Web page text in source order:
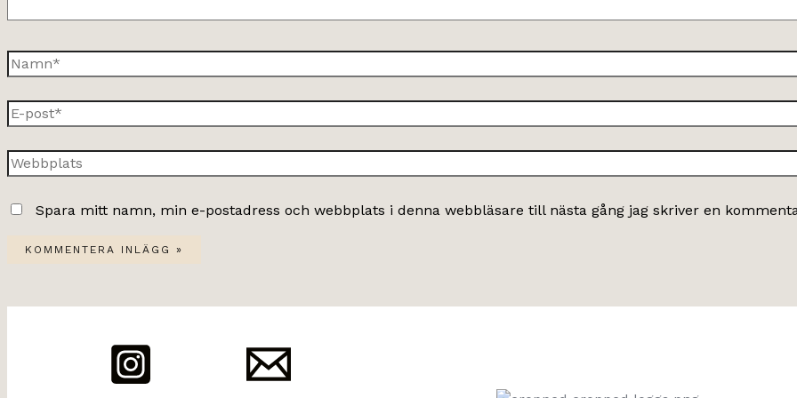
Namn*
E-
post*
Webbplats
Spara mitt namn, min e-postadress och webbplats i denna webbläsare till nästa gång jag skriver en